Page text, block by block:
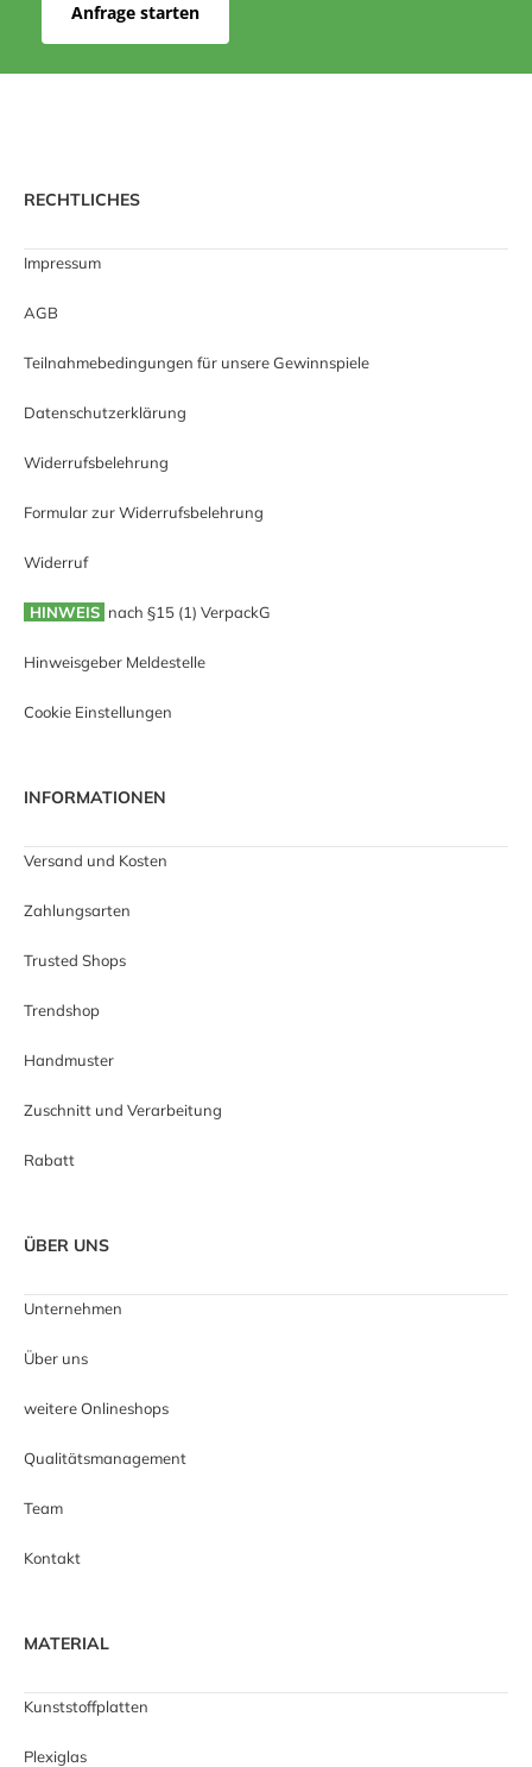
Anfrage starten
RECHTLICHES
Impressum
AGB
Teilnahmebedingungen für unsere Gewinnspiele
Datenschutzerklärung
Widerrufsbelehrung
Formular zur Widerrufsbelehrung
Widerruf
HINWEIS nach §15 (1) VerpackG
Hinweisgeber Meldestelle
Cookie Einstellungen
INFORMATIONEN
Versand und Kosten
Zahlungsarten
Trusted Shops
Trendshop
Handmuster
Zuschnitt und Verarbeitung
Rabatt
ÜBER UNS
Unternehmen
Über uns
weitere Onlineshops
Qualitätsmanagement
Team
Kontakt
MATERIAL
Kunststoffplatten
Plexiglas